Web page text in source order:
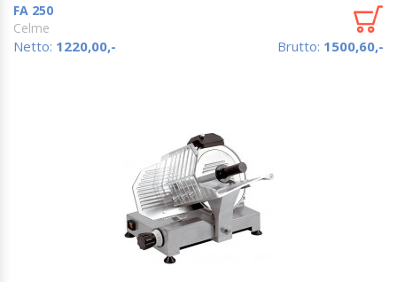
FA 250
Celme
Netto: 1220,00,- Brutto: 1500,60,-